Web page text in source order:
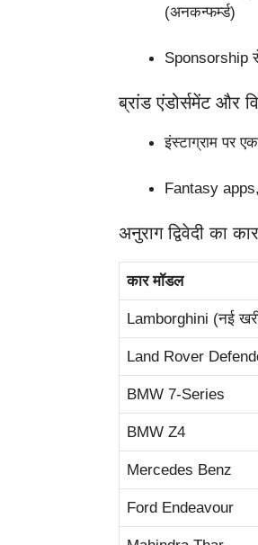
(अनकन्फर्म्ड)
Sponsorship
ब्रांड एंडोर्समेंट और
इंस्टाग्राम पर
Fantasy
अनुराग द्विवेदी का
कार मॉडल
Lamborghini (नई
Land Rover
BMW 7-Series
BMW Z4
Mercedes Benz
Ford Endeavour